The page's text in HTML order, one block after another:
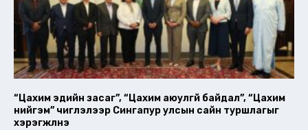
“Цахим эдийн засаг”, “Цахим аюулгүй байдал”, “Цахим
нийгэм” чиглэлээр Сингапур улсын сайн туршлагыг
хэрэгжүүлнэ